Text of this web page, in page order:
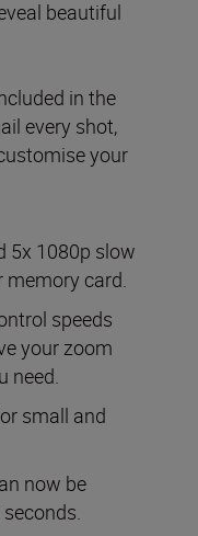
beautiful
in the
every shot,
your
5x 1080p slow
card.
speeds
your zoom
need.
small and
now be